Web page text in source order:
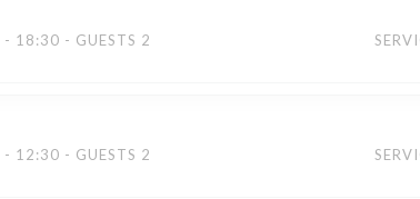
- 18:30 - GUESTS 2
- 12:30 - GUESTS 2